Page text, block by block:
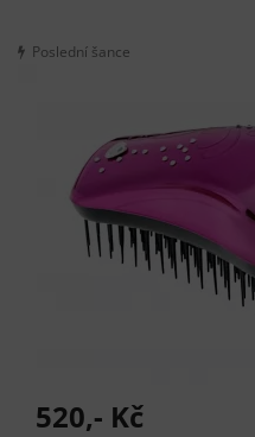
Poslední šance
520,- Kč